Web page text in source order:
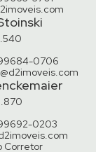
0706
0203
Corretor